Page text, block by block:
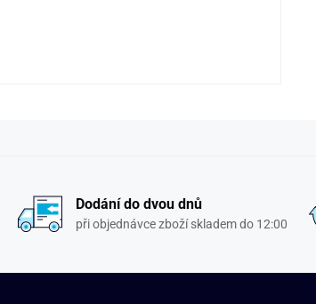
Dodání do dvou dnů
při objednávce zboží skladem do 12:00